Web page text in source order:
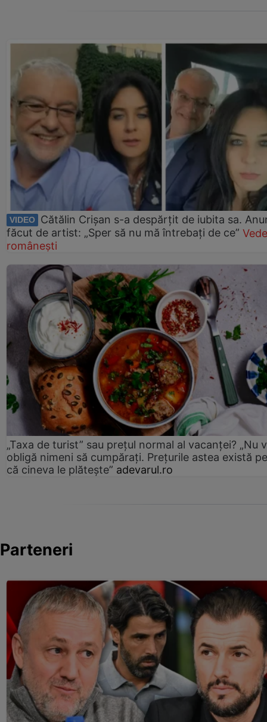
VIDEO
Cătălin Crișan s-a despărțit de iubita sa.
făcut de artist: „Sper să nu mă întrebați de ce”
românești
„Taxa de turist” sau prețul normal al vacanței? „Nu
obligă nimeni să cumpărați. Prețurile astea există
că cineva le plătește” adevarul.ro
Parteneri